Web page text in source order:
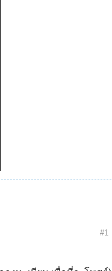
#1